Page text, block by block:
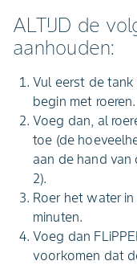
ALTIJD de
aanhouden:
Vul eerst de
begin met roeren.
Voeg dan, al
toe (de
aan de hand
2).
Roer het water
minuten.
Voeg dan
voorkomen dat